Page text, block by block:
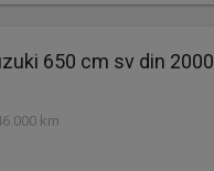
650 cm sv din 2000
km